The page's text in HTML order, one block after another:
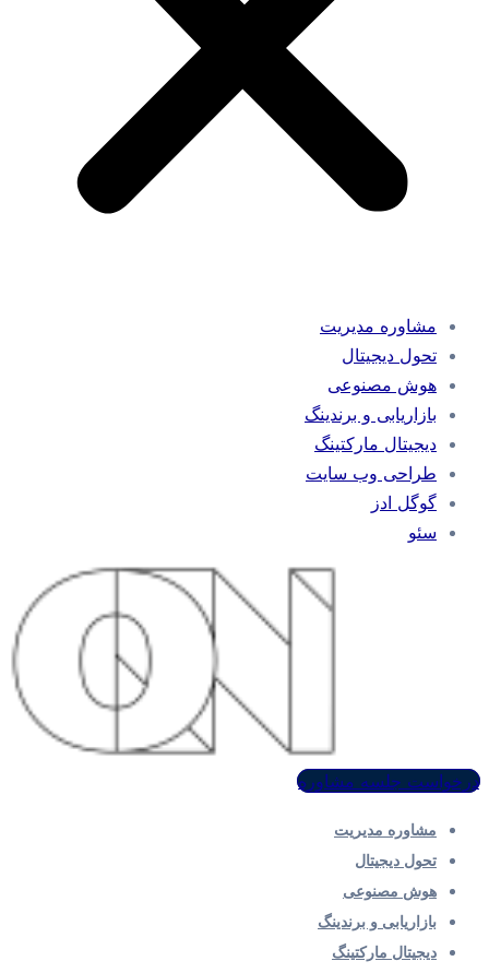
مشاوره مدیریت
تحول دیجیتال
هوش مصنوعی
بازاریابی و برندینگ
دیجیتال مارکتینگ
طراحی وب سایت
گوگل ادز
سئو
درخواست جلسه مشاوره
مشاوره مدیریت
تحول دیجیتال
هوش مصنوعی
بازاریابی و برندینگ
دیجیتال مارکتینگ